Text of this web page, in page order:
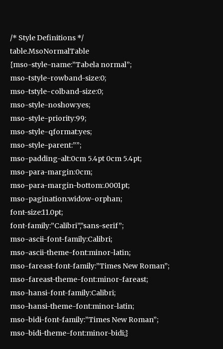
/* Style Definitions */
table.MsoNormalTable
{mso-style-name:”Tabela normal”;
mso-tstyle-rowband-size:0;
mso-tstyle-colband-size:0;
mso-style-noshow:yes;
mso-style-priority:99;
mso-style-qformat:yes;
mso-style-parent:””;
mso-padding-alt:0cm 5.4pt 0cm 5.4pt;
mso-para-margin:0cm;
mso-para-margin-bottom:.0001pt;
mso-pagination:widow-orphan;
font-size:11.0pt;
font-family:”Calibri”,”sans-serif”;
mso-ascii-font-family:Calibri;
mso-ascii-theme-font:minor-latin;
mso-fareast-font-family:”Times New Roman”;
mso-fareast-theme-font:minor-fareast;
mso-hansi-font-family:Calibri;
mso-hansi-theme-font:minor-latin;
mso-bidi-font-family:”Times New Roman”;
mso-bidi-theme-font:minor-bidi;}